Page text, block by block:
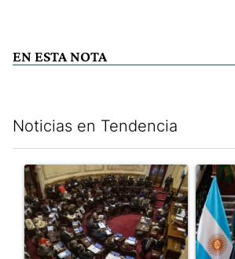
EN ESTA NOTA
Noticias en Tendencia
Un artículo de tendencia con el título
Un